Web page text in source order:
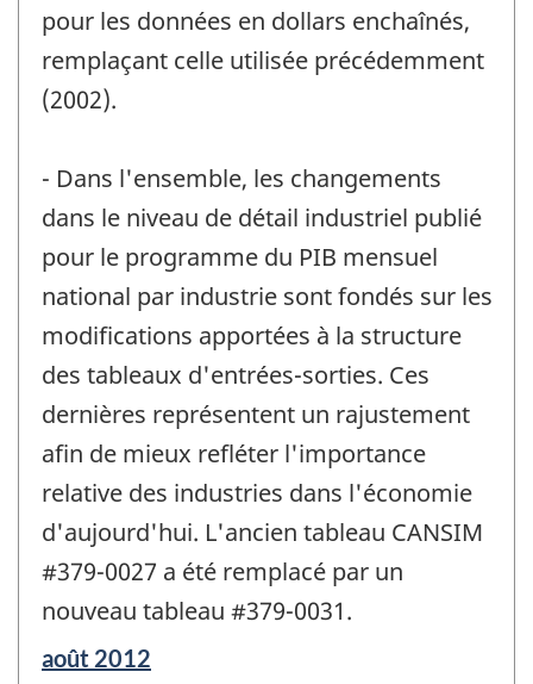
pour les données en dollars enchaînés,
remplaçant celle utilisée précédemment
(2002).
- Dans l'ensemble, les changements
dans le niveau de détail industriel publié
pour le programme du PIB mensuel
national par industrie sont fondés sur les
modifications apportées à la structure
des tableaux d'entrées-sorties. Ces
dernières représentent un rajustement
afin de mieux refléter l'importance
relative des industries dans l'économie
d'aujourd'hui. L'ancien tableau CANSIM
#379-0027 a été remplacé par un
nouveau tableau #379-0031.
Période
août 2012